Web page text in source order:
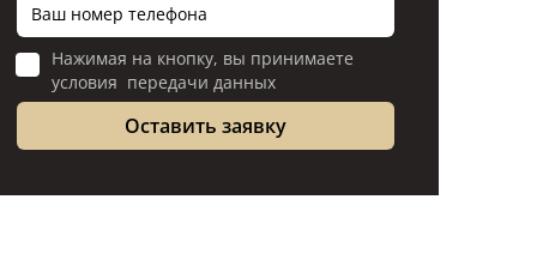
Нажимая на кнопку, вы принимаете
условия передачи данных